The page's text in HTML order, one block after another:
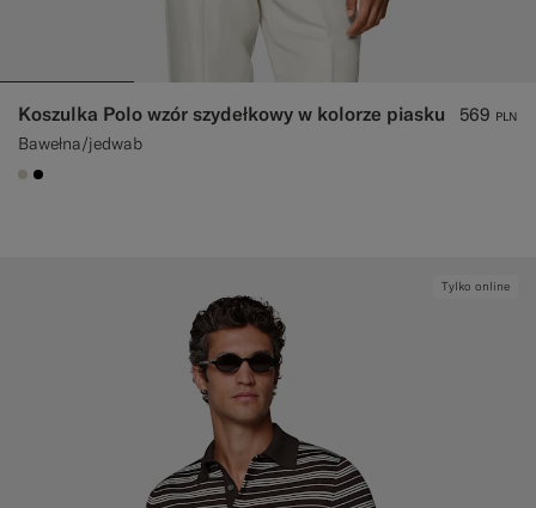
Koszulka Polo wzór szydełkowy w kolorze piasku
Bawełna/jedwab
569 PLN
#D7D1C3
#000000
Tylko online